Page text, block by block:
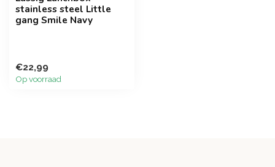
stainless steel Little
gang Smile Navy
€22,99
Op voorraad